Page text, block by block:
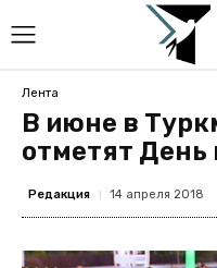
Лента
В июне в
отметят День
Редакция 14 апреля 2018